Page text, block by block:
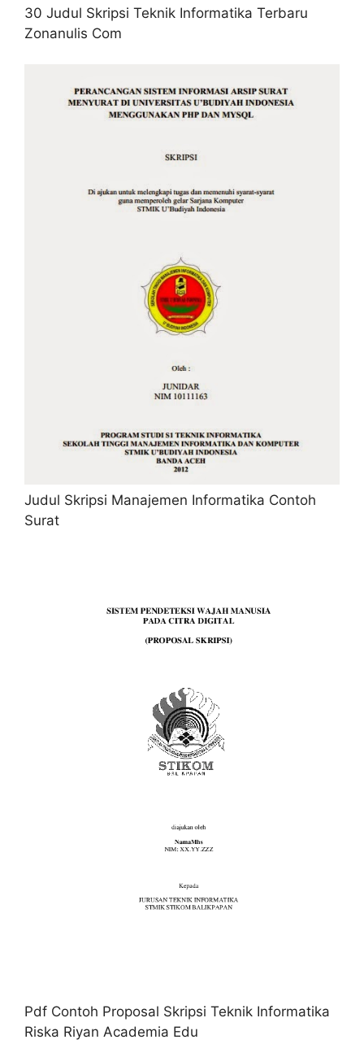
30 Judul Skripsi Teknik Informatika Terbaru
Zonanulis Com
Judul Skripsi Manajemen Informatika Contoh
Surat
Pdf Contoh Proposal Skripsi Teknik Informatika
Riska Riyan Academia Edu